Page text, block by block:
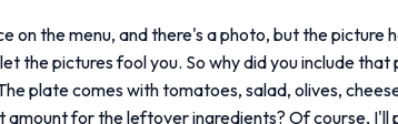
on the menu, and there's a photo, but the picture
the pictures fool you. So why did you include
plate comes with tomatoes, salad, olives,
amount for the leftover ingredients? Of course, I'll